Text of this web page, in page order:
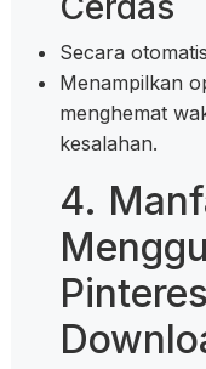
Secara
Menampilkan
menghemat
kesalahan.
4.